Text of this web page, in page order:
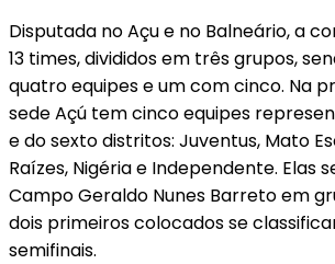
Disputada no Açu e no Balneário, a
13 times, divididos em três grupos,
quatro equipes e um com cinco. Na
sede Açú tem cinco equipes
e do sexto distritos: Juventus, Mato
Raízes, Nigéria e Independente. Elas
Campo Geraldo Nunes Barreto em
dois primeiros colocados se
semifinais.